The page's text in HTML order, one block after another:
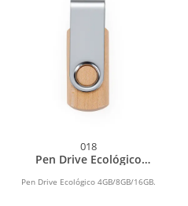
018
Pen Drive Ecológico
Pen Drive Ecológico 4GB/8GB/16GB.